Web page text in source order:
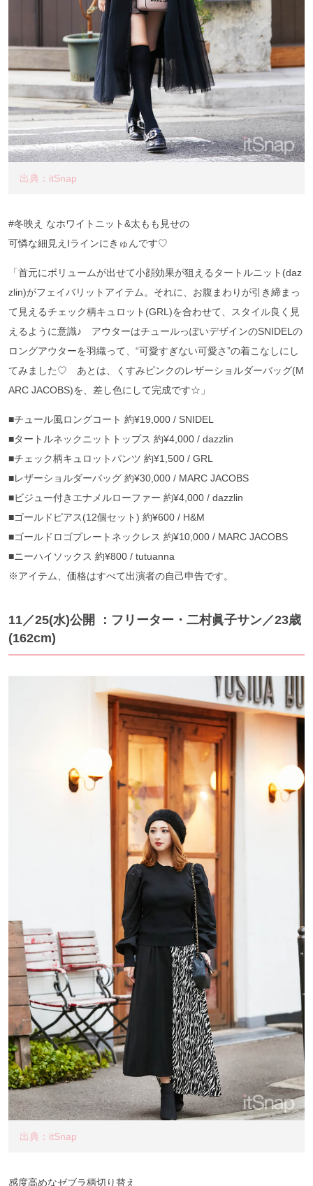
出典：itSnap
#冬映え なホワイトニット&太もも見せの
可憐な細見えIラインにきゅんです♡
「首元にボリュームが出せて小顔効果が狙えるタートルニット(daz
zlin)がフェイバリットアイテム。それに、お腹まわりが引き締まっ
て見えるチェック柄キュロット(GRL)を合わせて、スタイル良く見
えるように意識♪ アウターはチュールっぽいデザインのSNIDELの
ロングアウターを羽織って、“可愛すぎない可愛さ”の着こなしにし
てみました♡ あとは、くすみピンクのレザーショルダーバッグ(M
ARC JACOBS)を、差し色にして完成です☆」
■チュール風ロングコート 約¥19,000 / SNIDEL
■タートルネックニットトップス 約¥4,000 / dazzlin
■チェック柄キュロットパンツ 約¥1,500 / GRL
■レザーショルダーバッグ 約¥30,000 / MARC JACOBS
■ビジュー付きエナメルローファー 約¥4,000 / dazzlin
■ゴールドピアス(12個セット) 約¥600 / H&M
■ゴールドロゴプレートネックレス 約¥10,000 / MARC JACOBS
■ニーハイソックス 約¥800 / tutuanna
※アイテム、価格はすべて出演者の自己申告です。
11／25(水)公開 ：フリーター・二村眞子サン／23歳
(162cm)
出典：itSnap
感度高めなゼブラ柄切り替え